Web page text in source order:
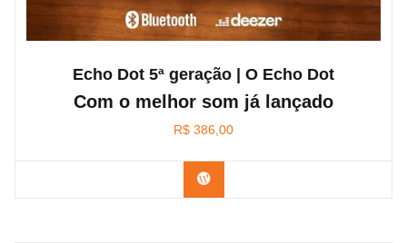
Echo Dot 5ª geração | O Echo Dot
Com o melhor som já lançado
R$ 386,00
Confira na Amazon